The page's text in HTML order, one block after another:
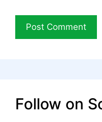
Follow on